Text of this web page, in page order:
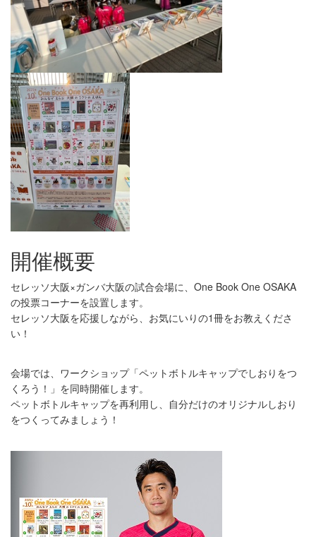
開催概要
セレッソ大阪×ガンバ大阪の試合会場に、One Book One OSAKA
の投票コーナーを設置します。
セレッソ大阪を応援しながら、お気にいりの1冊をお教えくださ
い！
会場では、ワークショップ「ペットボトルキャップでしおりをつ
くろう！」を同時開催します。
ペットボトルキャップを再利用し、自分だけのオリジナルしおり
をつくってみましょう！